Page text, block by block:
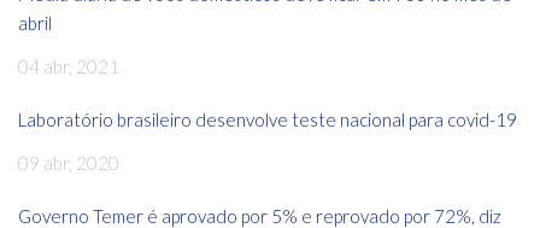
abril
04 abr, 2021
Laboratório brasileiro desenvolve teste nacional para covid-19
09 abr, 2020
Governo Temer é aprovado por 5% e reprovado por 72%, diz